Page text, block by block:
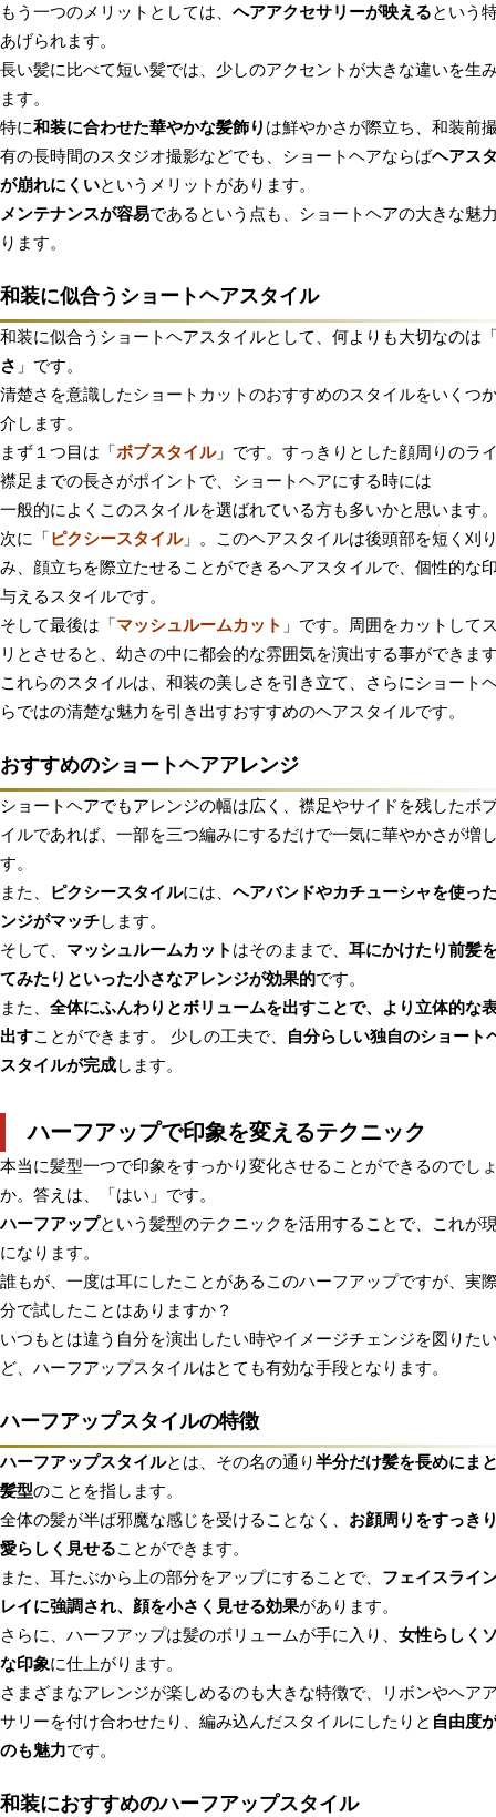
もう一つのメリットとしては、 ヘアアクセサリーが映えるという
あげられます。
長い髪に比べて短い髪では、少しのアクセントが大きな違いを生
ます。
特に和装に合わせた華やかな髪飾り は鮮やかさが際立ち、和装前
有の長時間のスタジオ撮影などでも、ショートヘアならばヘアス
が崩れにくいというメリットがあります。
メンテナンスが容易であるという点も、ショートヘアの大きな魅
ります。
和装に似合うショートヘアスタイル
和装に似合うショートヘアスタイルとして、何よりも大切なのは
さ 」です。
清楚さを意識したショートカットのおすすめのスタイルをいくつ
介します。
まず１つ目は「ボブスタイル」です。すっきりとした顔周りのラ
襟足までの長さがポイントで、ショートヘアにする時には
一般的によくこのスタイルを選ばれている方も多いかと思います
次に「ピクシースタイル」。このヘアスタイルは後頭部を短く刈
み、顔立ちを際立たせることができるヘアスタイルで、個性的な
与えるスタイルです。
そして最後は「マッシュルームカット 」です。周囲をカットして
リとさせると、幼さの中に都会的な雰囲気を演出する事ができま
これらのスタイルは、和装の美しさを引き立て、さらにショート
らではの清楚な魅力を引き出すおすすめのヘアスタイルです。
おすすめのショートヘアアレンジ
ショートヘアでもアレンジの幅は広く、襟足やサイドを残したボ
イルであれば、一部を三つ編みにするだけで一気に華やかさが増
す。
また、
ピクシースタイルには、 ヘアバンドやカチューシャを使っ
ンジがマッチします。
そして、 マッシュルームカット はそのままで、 耳にかけたり前髪
てみたりといった小さなアレンジが効果的です。
また、 全体にふんわりとボリュームを出すことで、より立体的な
出すことができます。 少しの工夫で、
自分らしい独自のショート
スタイルが完成します。
ハーフアップで印象を変えるテクニック
本当に髪型一つで印象をすっかり変化させることができるのでし
か。答えは、「はい」です。
ハーフアップという髪型のテクニックを活用することで、これが
になります。
誰もが、一度は耳にしたことがあるこのハーフアップですが、実
分で試したことはありますか？
いつもとは違う自分を演出したい時やイメージチェンジを図りた
ど、ハーフアップスタイルはとても有効な手段となります。
ハーフアップスタイルの特徴
ハーフアップスタイルとは、その名の通り半分だけ髪を長めにま
髪型のことを指します。
全体の髪が半ば邪魔な感じを受けることなく、 お顔周りをすっき
愛らしく見せることができます。
また、耳たぶから上の部分をアップにすることで、 フェイスライ
レイに強調され、顔を小さく見せる効果があります。
さらに、ハーフアップは髪のボリュームが手に入り、 女性らしく
な印象に仕上がります。
さまざまなアレンジが楽しめるのも大きな特徴で、リボンやヘア
サリーを付け合わせたり、編み込んだスタイルにしたりと 自由度
のも魅力です。
和装におすすめのハーフアップスタイル